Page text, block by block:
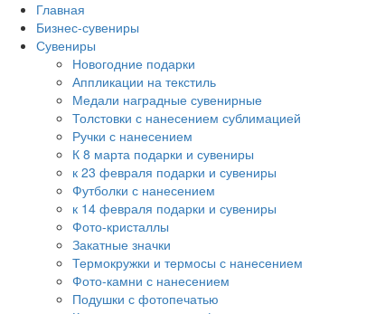
Главная
Бизнес-сувениры
Сувениры
Новогодние подарки
Аппликации на текстиль
Медали наградные сувенирные
Толстовки с нанесением сублимацией
Ручки с нанесением
К 8 марта подарки и сувениры
к 23 февраля подарки и сувениры
Футболки с нанесением
к 14 февраля подарки и сувениры
Фото-кристаллы
Закатные значки
Термокружки и термосы с нанесением
Фото-камни с нанесением
Подушки с фотопечатью